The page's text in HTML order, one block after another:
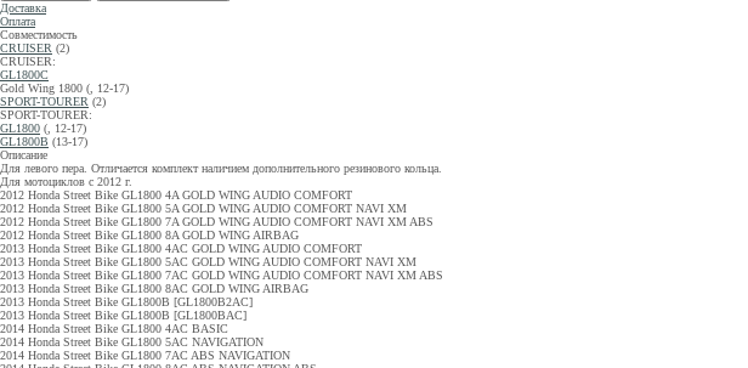
Доставка
Оплата
Совместимость
CRUISER (2)
CRUISER:
GL1800C
Gold Wing 1800 (, 12-17)
SPORT-TOURER (2)
SPORT-TOURER:
GL1800 (, 12-17)
GL1800B (13-17)
Описание
Для левого пера. Отличается комплект наличием дополнительного резинового кольца.
Для мотоциклов с 2012 г.
2012 Honda Street Bike GL1800 4A GOLD WING AUDIO COMFORT
2012 Honda Street Bike GL1800 5A GOLD WING AUDIO COMFORT NAVI XM
2012 Honda Street Bike GL1800 7A GOLD WING AUDIO COMFORT NAVI XM ABS
2012 Honda Street Bike GL1800 8A GOLD WING AIRBAG
2013 Honda Street Bike GL1800 4AC GOLD WING AUDIO COMFORT
2013 Honda Street Bike GL1800 5AC GOLD WING AUDIO COMFORT NAVI XM
2013 Honda Street Bike GL1800 7AC GOLD WING AUDIO COMFORT NAVI XM ABS
2013 Honda Street Bike GL1800 8AC GOLD WING AIRBAG
2013 Honda Street Bike GL1800B [GL1800B2AC]
2013 Honda Street Bike GL1800B [GL1800BAC]
2014 Honda Street Bike GL1800 4AC BASIC
2014 Honda Street Bike GL1800 5AC NAVIGATION
2014 Honda Street Bike GL1800 7AC ABS NAVIGATION